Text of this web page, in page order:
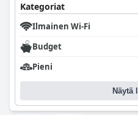
Kategoriat
Ilmainen Wi-Fi
Budget
Pieni
Näytä